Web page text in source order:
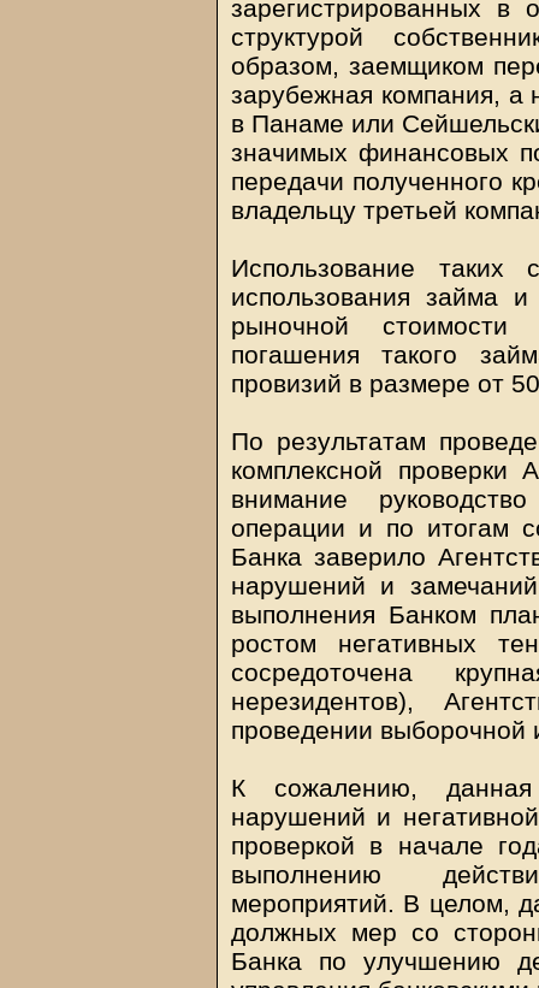
зарегистрированных
структурой
образом, заемщиком
зарубежная компания, а
в Панаме или
значимых финансовых
передачи полученного
владельцу третьей
Использование таких
использования займа
рыночной стоимости
погашения такого
провизий в размере от
По результатам
комплексной проверки
внимание
операции и по итогам
Банка заверило
нарушений и
выполнения Банком
ростом негативных
сосредоточена
нерезидентов),
проведении выборочной
К сожалению, данная
нарушений и
проверкой в начале
выполнению
мероприятий. В целом,
должных мер со
Банка по улучшению